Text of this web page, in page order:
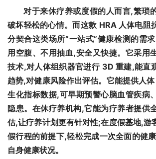
对于来休疗养或度假的人而言,繁琐
破坏轻松的心情。而这款 HRA 人体电阻
分契合这类场所“一站式”健康检测的需
用空腹、不用抽血,安全又快捷。它采用
技术,对人体组织器官进行 3D 重建,能直
趋势,对健康风险作出评估。它能提供人
生化指标数据,可早期预警心脑血管疾病
隐患。在休疗养机构,它能为疗养者提供
估,让疗养计划更有针对性;在度假基地,游
假行程的前提下,轻松完成一次全面的健
自身健康状况。